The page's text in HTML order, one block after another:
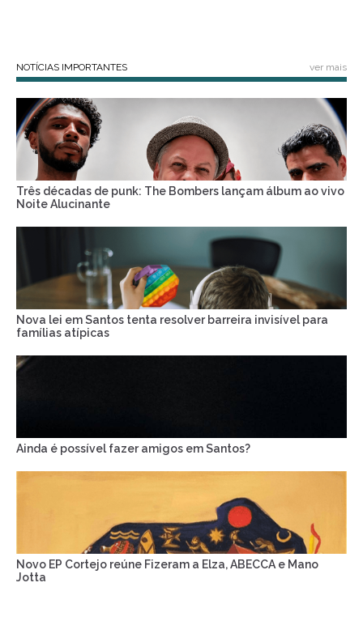
NOTÍCIAS IMPORTANTES ver mais
Três décadas de punk: The Bombers lançam álbum ao vivo
Noite Alucinante
Nova lei em Santos tenta resolver barreira invisível para
famílias atípicas
Ainda é possível fazer amigos em Santos?
Novo EP Cortejo reúne Fizeram a Elza, ABECCA e Mano
Jotta